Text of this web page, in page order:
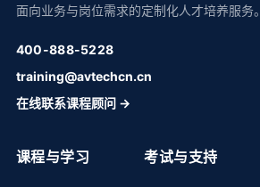
面向业务与岗位需求的定制化人才培养服务。
400-888-5228
training@avtechcn.cn
在线联系课程顾问 →
课程与学习 考试与支持